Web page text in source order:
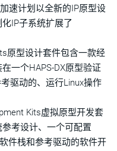
速计划以全新的IP原型设
IP子系统扩展了
原型设计套件包含一款经
一个HAPS-DX原型验证
驱动的、运行Linux操作
Kits虚拟原型开发套
考设计、一个可配置
件栈和参考驱动的软件开